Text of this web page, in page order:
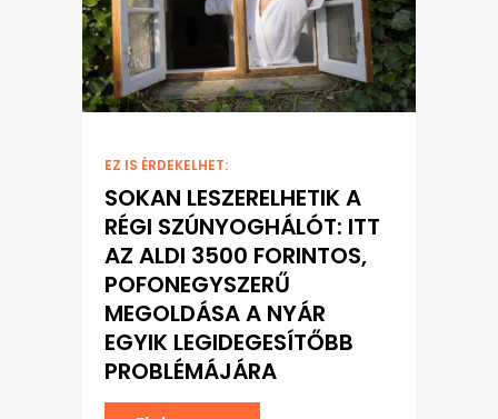
EZ IS ÉRDEKELHET:
SOKAN LESZERELHETIK A
RÉGI SZÚNYOGHÁLÓT: ITT
AZ ALDI 3500 FORINTOS,
POFONEGYSZERŰ
MEGOLDÁSA A NYÁR
EGYIK LEGIDEGESÍTŐBB
PROBLÉMÁJÁRA